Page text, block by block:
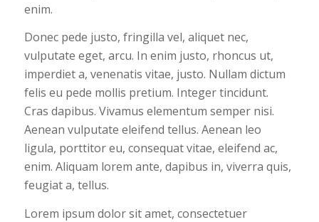
enim.
Donec pede justo, fringilla vel, aliquet nec,
vulputate eget, arcu. In enim justo, rhoncus ut,
imperdiet a, venenatis vitae, justo. Nullam dictum
felis eu pede mollis pretium. Integer tincidunt.
Cras dapibus. Vivamus elementum semper nisi.
Aenean vulputate eleifend tellus. Aenean leo
ligula, porttitor eu, consequat vitae, eleifend ac,
enim. Aliquam lorem ante, dapibus in, viverra quis,
feugiat a, tellus.
Lorem ipsum dolor sit amet, consectetuer